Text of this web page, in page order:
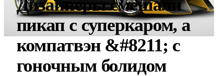
Дизайнеры смешали
пикап с суперкаром, а
компатвэн &#8211; с
гоночным болидом